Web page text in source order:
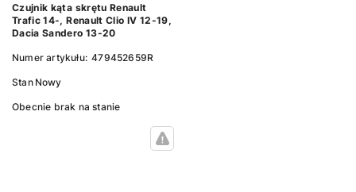
Czujnik kąta skrętu Renault
Trafic 14-, Renault Clio IV 12-19,
Dacia Sandero 13-20
Numer artykułu: 479452659R
Stan Nowy
Obecnie brak na stanie